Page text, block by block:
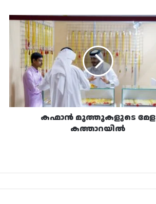
കഹ്മാൻ
മുത്തുകളുടെ
മേള
കത്താറയിൽ
കഹ്മാൻ മുത്തുകളുടെ മേള
കത്താറയിൽ